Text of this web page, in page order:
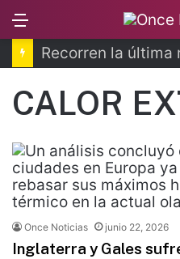
CALOR
Once Noticias junio 22, 2026
Inglaterra y Gales